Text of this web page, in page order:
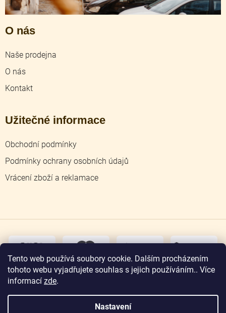
Tento web používá soubory cookie. Dalším procházením
tohoto webu vyjadřujete souhlas s jejich používáním.. Více
informací zde.
Nastavení
O nás
Naše prodejna
O nás
Kontakt
Užitečné informace
Obchodní podmínky
Podmínky ochrany osobních údajů
Vrácení zboží a reklamace
osobní